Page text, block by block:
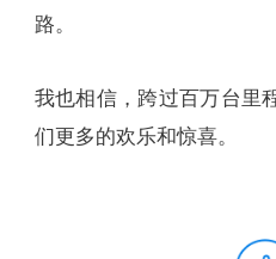
路。
我也相信，跨过百万台里
们更多的欢乐和惊喜。